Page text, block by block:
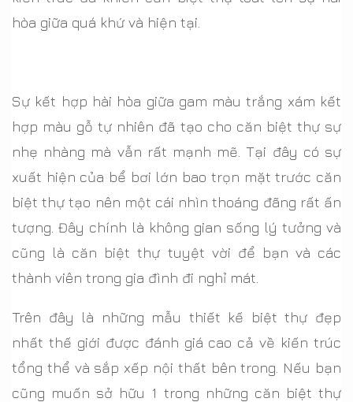
hòa giữa quá khứ và hiện tại.
Sự kết hợp hài hòa giữa gam màu trắng xám kết
hợp màu gỗ tự nhiên đã tạo cho căn biệt thự sự
nhẹ nhàng mà vẫn rất mạnh mẽ. Tại đây có sự
xuất hiện của bể bơi lớn bao trọn mặt trước căn
biệt thự tạo nên một cái nhìn thoáng đãng rất ấn
tượng. Đây chính là không gian sống lý tưởng và
cũng là căn biệt thự tuyệt vời để bạn và các
thành viên trong gia đình đi nghỉ mát.
Trên đây là những mẫu thiết kế biệt thự đẹp
nhất thế giới được đánh giá cao cả về kiến trúc
tổng thể và sắp xếp nội thất bên trong. Nếu bạn
cũng muốn sở hữu 1 trong những căn biệt thự